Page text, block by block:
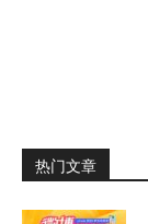
热门文章